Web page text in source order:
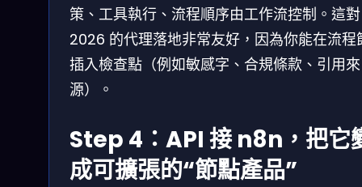
策、工具執行、流程順序由工作流控制。這對
2026 的代理落地非常友好，因為你能在流程
插入檢查點（例如敏感字、合規條款、引用來
源）。
Step 4：API 接 n8n，把它
成可擴張的“節點產品”